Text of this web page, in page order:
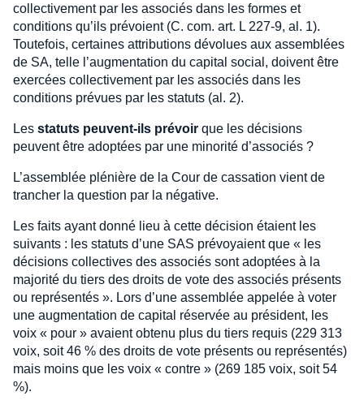
collectivement par les associés dans les formes et
conditions qu’ils prévoient (C. com. art. L 227-9, al. 1).
Toutefois, certaines attributions dévolues aux assemblées
de SA, telle l’augmentation du capital social, doivent être
exercées collectivement par les associés dans les
conditions prévues par les statuts (al. 2).
Les statuts peuvent-ils prévoir que les décisions
peuvent être adoptées par une minorité d’associés ?
L’assemblée plénière de la Cour de cassation vient de
trancher la question par la négative.
Les faits ayant donné lieu à cette décision étaient les
suivants : les statuts d’une SAS prévoyaient que « les
décisions collectives des associés sont adoptées à la
majorité du tiers des droits de vote des associés présents
ou représentés ». Lors d’une assemblée appelée à voter
une augmentation de capital réservée au président, les
voix « pour » avaient obtenu plus du tiers requis (229 313
voix, soit 46 % des droits de vote présents ou représentés)
mais moins que les voix « contre » (269 185 voix, soit 54
%).